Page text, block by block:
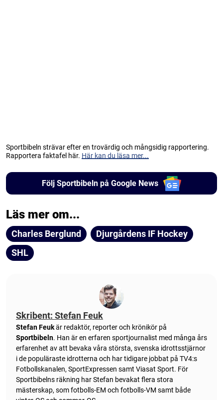
Sportbibeln strävar efter en trovärdig och mångsidig rapportering.
Rapportera faktafel här. Här kan du läsa mer...
Följ Sportbibeln på Google News
Läs mer om...
Charles Berglund
Djurgårdens IF Hockey
SHL
Skribent: Stefan Feuk
Stefan Feukär redaktör, reporter och krönikör på
Sportbibeln. Han är en erfaren sportjournalist med många års
erfarenhet av att bevaka våra största, svenska idrottsstjärnor
i de populäraste idrotterna och har tidigare jobbat på TV4:s
Fotbollskanalen, SportExpressen samt Viasat Sport. För
Sportbibelns räkning har Stefan bevakat flera stora
mästerskap, som fotbolls-EM och fotbolls-VM samt både